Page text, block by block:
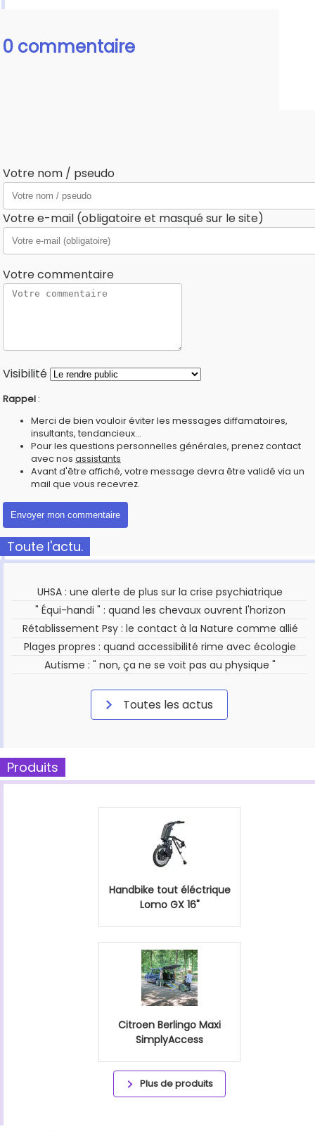
0 commentaire
Votre nom / pseudo
Votre e-mail (obligatoire et masqué sur le site)
Votre commentaire
Visibilité
Rappel :
Merci de bien vouloir éviter les messages diffamatoires,
insultants, tendancieux...
Pour les questions personnelles générales, prenez contact
avec nos assistants
Avant d'être affiché, votre message devra être validé via un
mail que vous recevrez.
Toute l'actu.
UHSA : une alerte de plus sur la crise psychiatrique
" Équi-handi " : quand les chevaux ouvrent l'horizon
Rétablissement Psy : le contact à la Nature comme allié
Plages propres : quand accessibilité rime avec écologie
Autisme : " non, ça ne se voit pas au physique "
Toutes les actus
Produits
Handbike tout éléctrique
Lomo GX 16"
Citroen Berlingo Maxi
SimplyAccess
Plus de produits